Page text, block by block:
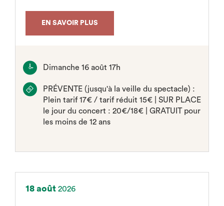
EN SAVOIR PLUS
Dimanche 16 août 17h
PRÉVENTE (jusqu'à la veille du spectacle) :
Plein tarif 17€ / tarif réduit 15€ | SUR PLACE
le jour du concert : 20€/18€ | GRATUIT pour
les moins de 12 ans
18 août 2026